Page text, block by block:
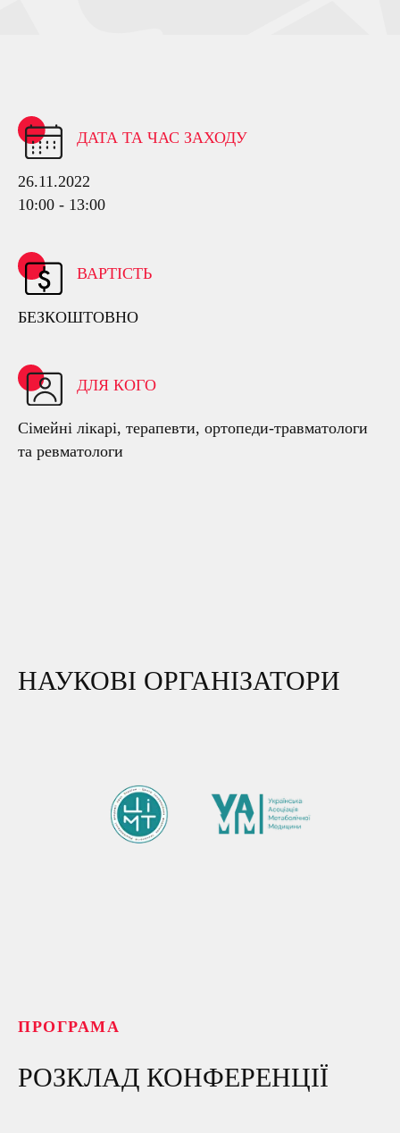
ДАТА ТА ЧАС ЗАХОДУ
26.11.2022
10:00 - 13:00
ВАРТІСТЬ
БЕЗКОШТОВНО
ДЛЯ КОГО
Сімейні лікарі, терапевти, ортопеди-травматологи
та ревматологи
НАУКОВІ ОРГАНІЗАТОРИ
ПРОГРАМА
РОЗКЛАД КОНФЕРЕНЦІЇ